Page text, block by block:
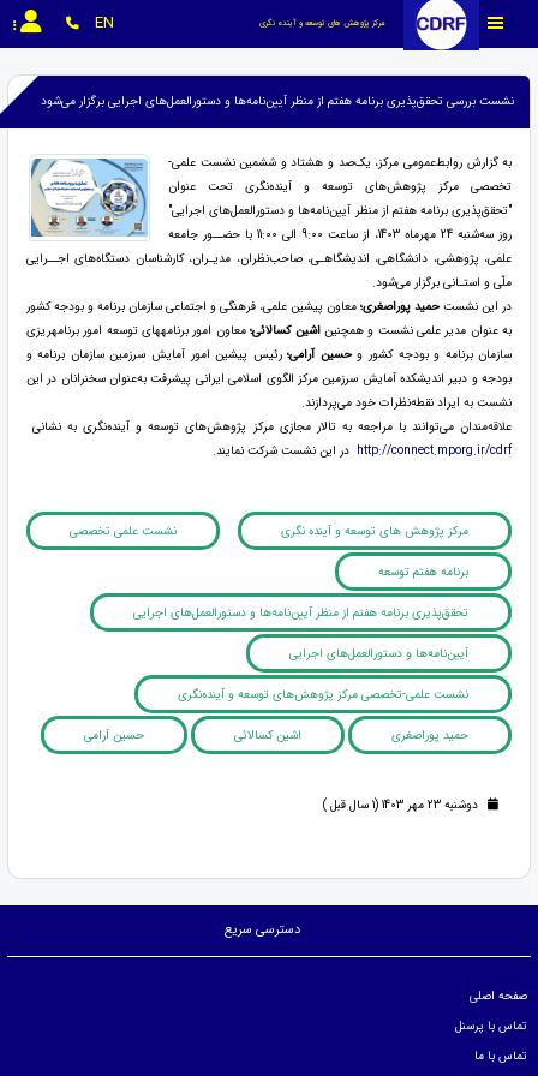
مرکز پژوهش های توسعه و آینده نگری EN
نشست بررسی تحقق‌پذیری برنامه هفتم از منظر آیین‌نامه‌ها و دستورالعمل‌های اجرایی برگزار می‌شود
به گزارش روابط‌عمومی مرکز، یک‌صد و هشتاد و ششمین نشست علمی-
تخصصی مرکز پژوهش‌های توسعه و آینده‌نگری تحت عنوان
"تحقق‌پذیری برنامه هفتم از منظر آیین‌نامه‌ها و دستورالعمل‌های اجرایی"
روز سه‌شنبه 24 مهرماه 1403، از ساعت 9:00 الی 11:00 با حضــور جامعه
علمی، پژوهشی، دانشگاهی، اندیشگاهـی، صاحب‌نظران، مدیـران، کارشناسان دستگاه‌های اجــرایی
ملّی و استـانی برگزار می‌شود.
در این نشستحمید پوراصغری؛ معاون پیشین علمی، فرهنگی و اجتماعی سازمان برنامه و بودجه کشور
به عنوان مدیر علمی نشست و همچنیناشین کسالائی؛معاون امور برنامه­های توسعه امور برنامه­ریزی
سازمان برنامه و بودجه کشور وحسین آرامی؛رئیس پیشین امور آمایش سرزمین سازمان برنامه و
بودجه و دبیر اندیشکده آمایش سرزمین مرکز الگوی اسلامی ایرانی پیشرفت به‌‌عنوان سخنرانان در این
نشست به ایراد نقطه‌نظرات خود می‌پردازند.
علاقه‌مندان می‌توانند با مراجعه به تالار مجازی مرکز پژوهش‌های توسعه و آینده‌نگری به نشانی
http://connect.mporg.ir/cdrf در این نشست شرکت نمایند.
مرکز پژوهش های توسعه و آینده نگری نشست علمی تخصصی
برنامه هفتم توسعه
تحقق‌پذیری برنامه هفتم از منظر آیین‌نامه‌ها و دستورالعمل‌های اجرایی
آیین‌نامه‌ها و دستورالعمل‌های اجرایی
نشست علمی-تخصصی مرکز پژوهش‌های توسعه و آینده‌نگری
حمید پوراصغری اشین کسالائی حسین آرامی
دوشنبه 23 مهر 1403 (1 سال قبل )
دسترسی سریع
صفحه اصلی
تماس با پرسنل
تماس با ما